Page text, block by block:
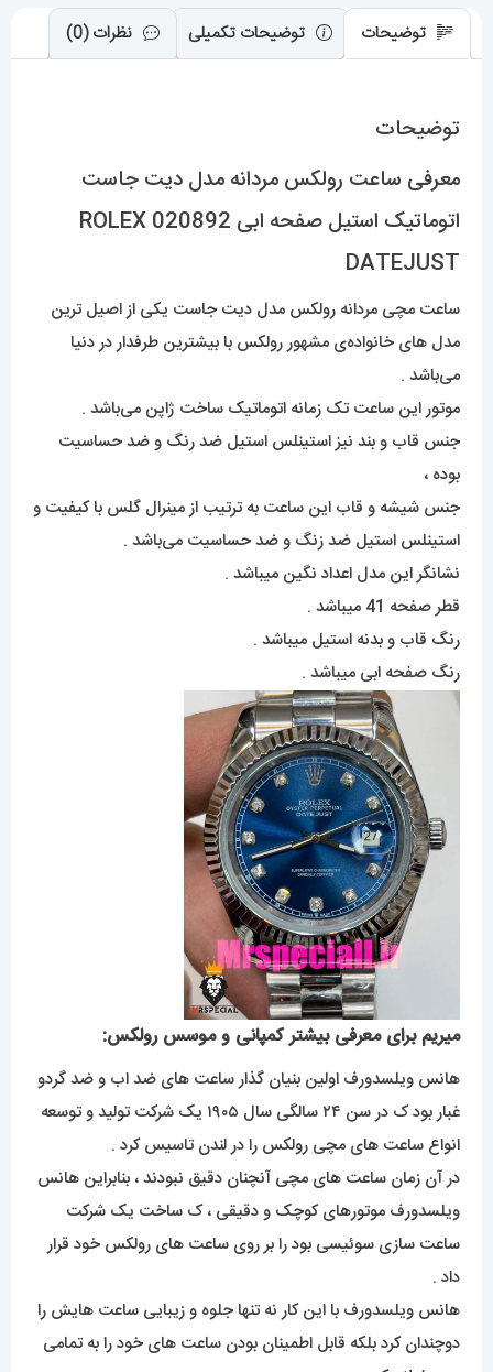
DATEJUST
عدد
توضیحات توضیحات تکمیلی نظرات (0)
توضیحات
معرفی ساعت رولکس مردانه مدل دیت جاست
اتوماتیک استیل صفحه ابی 020892 ROLEX
DATEJUST
ساعت مچی مردانه رولکس مدل دیت جاست یکی از اصیل ترین
مدل های خانواده‌ی مشهور رولکس با بیشترین طرفدار در دنیا
می‌باشد .
موتور این ساعت تک زمانه اتوماتیک ساخت ژاپن می‌باشد .
جنس قاب و بند نیز استینلس استیل ضد رنگ و ضد حساسیت
بوده ،
جنس شیشه و قاب این ساعت به ترتیب از مینرال گلس با کیفیت و
استینلس استیل ضد زنگ و ضد حساسیت می‌باشد .
نشانگر این مدل اعداد نگین میباشد .
قطر صفحه 41 میباشد .
رنگ قاب و بدنه استیل میباشد .
رنگ صفحه ابی میباشد .
میریم برای معرفی بیشتر کمپانی و موسس رولکس:
هانس ویلسدورف اولین بنیان گذار ساعت های ضد اب و ضد گردو
غبار بود ک در سن ۲۴ سالگی سال ۱۹۰۵ یک شرکت تولید و توسعه
انواع ساعت های مچی رولکس را در لندن تاسیس کرد .
در آن زمان ساعت های مچی آنچنان دقیق نبودند ، بنابراین هانس
ویلسدورف موتورهای کوچک و دقیقی ، ک ساخت یک شرکت
ساعت سازی سوئیسی بود را بر روی ساعت های رولکس خود قرار
داد .
هانس ویلسدورف با این کار نه تنها جلوه و زیبایی ساعت هایش را
دوچندان کرد بلکه قابل اطمینان بودن ساعت های خود را به تمامی